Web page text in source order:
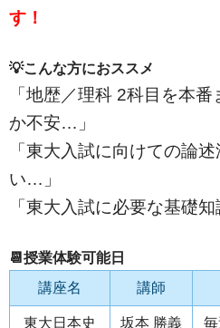
す！
💡こんな方におススメ
「地歴／理科 2科目を本
か不安…」
「東大入試に向けての論
い…」
「東大入試に必要な基礎
📆授業体験可能日
講座名
講師
東大日本史 坂本 勝義 毎